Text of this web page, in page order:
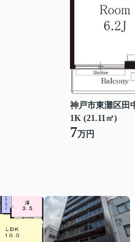
神戸市東灘区田
1K (21.11㎡)
7万円